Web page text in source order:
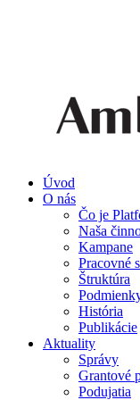
Úvod
O nás
Čo je
Naša
Kampane
Pracovné
Štruktúra
História
Publikácie
Aktuality
Správy
Grantové
Podujatia